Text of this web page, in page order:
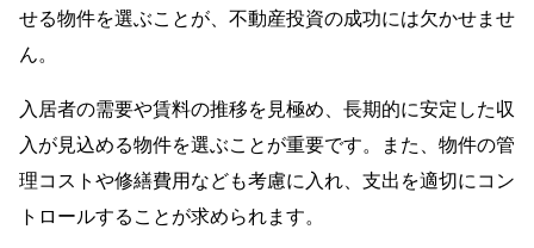
せる物件を選ぶことが、不動産投資の成功には欠かせませ
ん。
入居者の需要や賃料の推移を見極め、長期的に安定した収
入が見込める物件を選ぶことが重要です。また、物件の管
理コストや修繕費用なども考慮に入れ、支出を適切にコン
トロールすることが求められます。